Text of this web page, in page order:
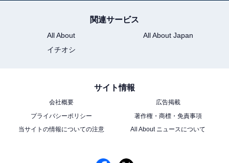
関連サービス
All About
All About Japan
イチオシ
サイト情報
会社概要
広告掲載
プライバシーポリシー
著作権・商標・免責事項
当サイトの情報についての注意
All About ニュースについて